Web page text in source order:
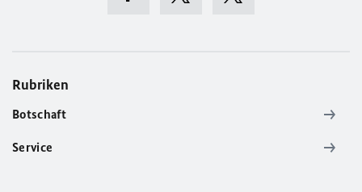
Rubriken
Botschaft
Service